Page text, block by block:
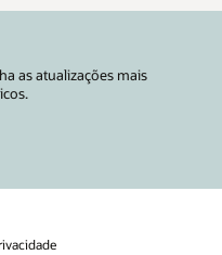
as atualizações mais